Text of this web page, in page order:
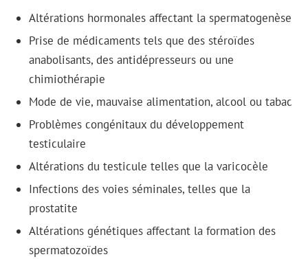
Altérations hormonales affectant la spermatogenèse
Prise de médicaments tels que des stéroïdes
anabolisants, des antidépresseurs ou une
chimiothérapie
Mode de vie, mauvaise alimentation, alcool ou tabac
Problèmes congénitaux du développement
testiculaire
Altérations du testicule telles que la varicocèle
Infections des voies séminales, telles que la
prostatite
Altérations génétiques affectant la formation des
spermatozoïdes